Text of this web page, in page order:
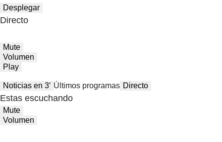
Desplegar
Directo
Mute
Volumen
Play
Noticias en 3′ Últimos programas Directo
Estas escuchando
Mute
Volumen